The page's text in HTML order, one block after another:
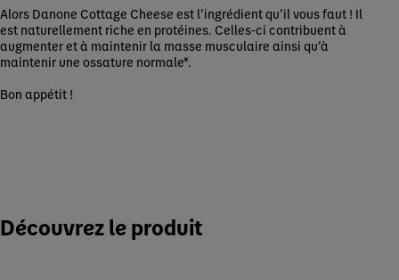
Alors Danone Cottage Cheese est l’ingrédient qu’il vous faut ! Il
est naturellement riche en protéines. Celles-ci contribuent à
augmenter et à maintenir la masse musculaire ainsi qu’à
maintenir une ossature normale*.
Bon appétit !
Découvrez le produit